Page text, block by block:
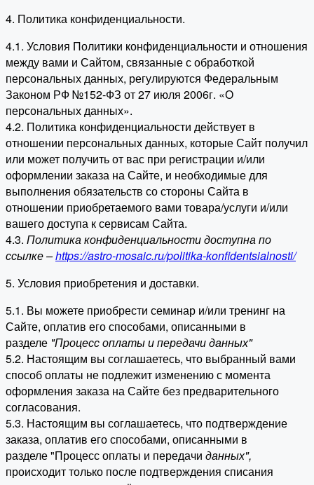
4. Политика конфиденциальности.
4.1. Условия Политики конфиденциальности и отношения
между вами и Сайтом, связанные с обработкой
персональных данных, регулируются Федеральным
Законом РФ №152-ФЗ от 27 июля 2006г. «О
персональных данных».
4.2. Политика конфиденциальности действует в
отношении персональных данных, которые Сайт получил
или может получить от вас при регистрации и/или
оформлении заказа на Сайте, и необходимые для
выполнения обязательств со стороны Сайта в
отношении приобретаемого вами товара/услуги и/или
вашего доступа к сервисам Сайта.
4.3. Политика конфиденциальности доступна по
ссылке –https://astro-mosaic.ru/politika-konfidentsialnosti/
5. Условия приобретения и доставки.
5.1. Вы можете приобрести семинар и/или тренинг на
Сайте, оплатив его способами, описанными в
разделе "Процесс оплаты и передачи данных"
5.2. Настоящим вы соглашаетесь, что выбранный вами
способ оплаты не подлежит изменению с момента
оформления заказа на Сайте без предварительного
согласования.
5.3. Настоящим вы соглашаетесь, что подтверждение
заказа, оплатив его способами, описанными в
разделе "Процесс оплаты и передачи данных",
происходит только после подтверждения списания